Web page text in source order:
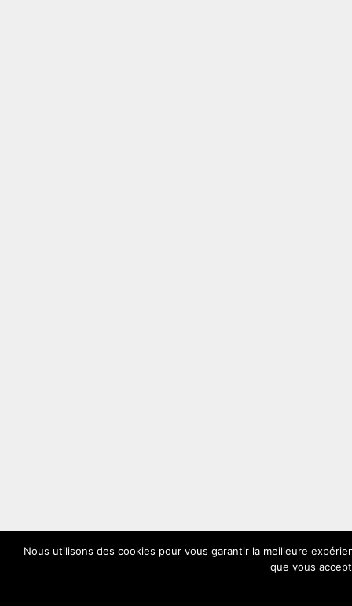
Nous utilisons des cookies pour vous garantir la meilleure
que vous